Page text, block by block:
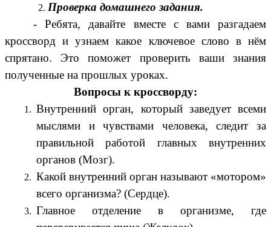
Проверка домашнего задания.
- Ребята, давайте вместе с вами разгадаем
кроссворд и узнаем какое ключевое слово в нём
спрятано. Это поможет проверить ваши знания
полученные на прошлых уроках.
Вопросы к кроссворду:
Внутренний орган, который заведует всеми
мыслями и чувствами человека, следит за
правильной работой главных внутренних
органов (Мозг).
Какой внутренний орган называют «мотором»
всего организма? (Сердце).
Главное отделение в организме, где